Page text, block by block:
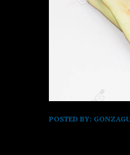
POSTED BY: